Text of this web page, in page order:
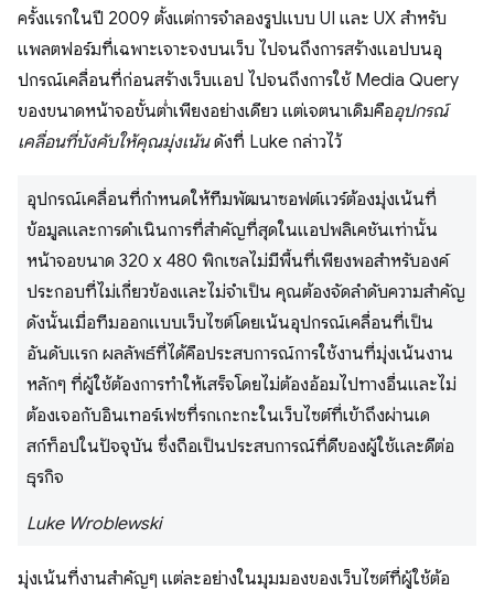
ครั้งแรกในปี 2009 ตั้งแต่การจําลองรูปแบบ UI และ UX สําหรับ
แพลตฟอร์มที่เฉพาะเจาะจงบนเว็บ ไปจนถึงการสร้างแอปบนอุ
ปกรณ์เคลื่อนที่ก่อนสร้างเว็บแอป ไปจนถึงการใช้ Media Query
ของขนาดหน้าจอขั้นต่ำเพียงอย่างเดียว แต่เจตนาเดิมคืออุปกรณ์
เคลื่อนที่บังคับให้คุณมุ่งเน้นดังที่ Luke กล่าวไว้
อุปกรณ์เคลื่อนที่กำหนดให้ทีมพัฒนาซอฟต์แวร์ต้องมุ่งเน้นที่
ข้อมูลและการดําเนินการที่สําคัญที่สุดในแอปพลิเคชันเท่านั้น
หน้าจอขนาด 320 x 480 พิกเซลไม่มีพื้นที่เพียงพอสำหรับองค์
ประกอบที่ไม่เกี่ยวข้องและไม่จำเป็น คุณต้องจัดลําดับความสําคัญ
ดังนั้นเมื่อทีมออกแบบเว็บไซต์โดยเน้นอุปกรณ์เคลื่อนที่เป็น
อันดับแรก ผลลัพธ์ที่ได้คือประสบการณ์การใช้งานที่มุ่งเน้นงาน
หลักๆ ที่ผู้ใช้ต้องการทําให้เสร็จโดยไม่ต้องอ้อมไปทางอื่นและไม่
ต้องเจอกับอินเทอร์เฟซที่รกเกะกะในเว็บไซต์ที่เข้าถึงผ่านเด
สก์ท็อปในปัจจุบัน ซึ่งถือเป็นประสบการณ์ที่ดีของผู้ใช้และดีต่อ
ธุรกิจ
Luke Wroblewski
มุ่งเน้นที่งานสําคัญๆ แต่ละอย่างในมุมมองของเว็บไซต์ที่ผู้ใช้ต้อ